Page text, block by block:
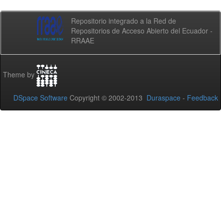
Repositorio integrado a la Red de
Repositorios de Acceso Abierto del Ecuador -
RRAAE
Theme by
DSpace Software Copyright © 2002-2013 Duraspace - Feedback